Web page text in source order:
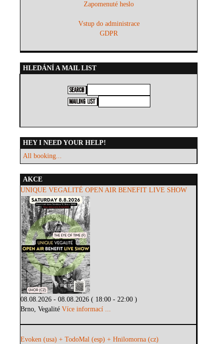
Zapomenuté heslo
Vstup do administrace
GDPR
HLEDÁNÍ A MAIL LIST
HEY I NEED YOUR HELP!
All booking...
AKCE
UNIQUE VEGALITÉ OPEN AIR BENEFIT LIVE SHOW
08.08.2026 - 08.08.2026 ( 18:00 - 22:00 )
Brno, VegalitéVíce informací ...
Evoken (usa) + TodoMal (esp) + Hnilomorna (cz)